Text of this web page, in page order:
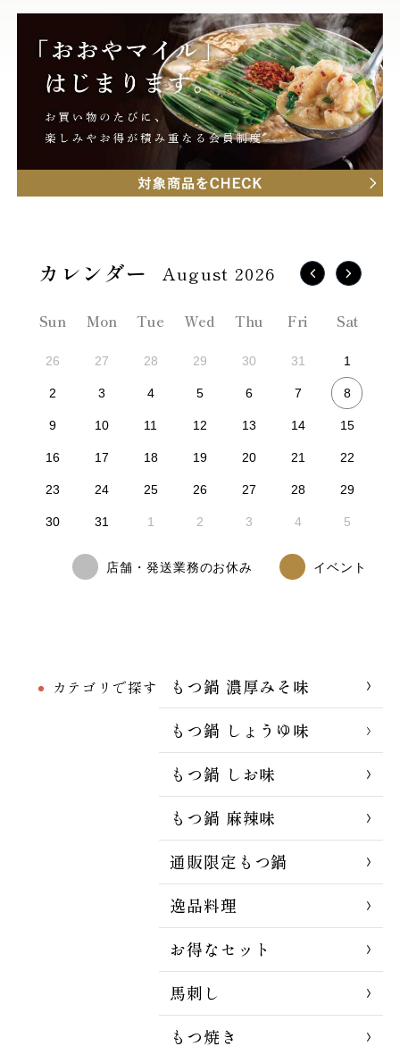
カテゴリで探す
もつ鍋 濃厚みそ味
もつ鍋 しょうゆ味
もつ鍋 しお味
もつ鍋 麻辣味
通販限定もつ鍋
逸品料理
お得なセット
馬刺し
もつ焼き
August 2026
Sun Mon Tue Wed Thu Fri Sat
26 27 28 29 30 31 1
2 3 4 5 6 7 8
9 10 11 12 13 14 15
16 17 18 19 20 21 22
23 24 25 26 27 28 29
30 31 1 2 3 4 5
店舗・発送業務のお休み イベント